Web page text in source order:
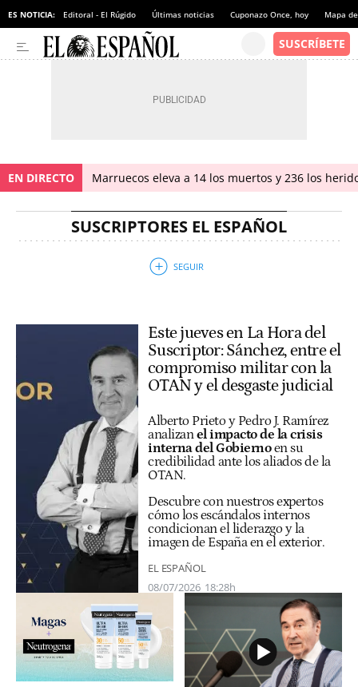
ES NOTICIA: Editoral - El Rúgido Últimas noticias Cuponazo Once, hoy Mapa
EN DIRECTO Marruecos eleva a 14 los muertos y 236 los
SUSCRIPTORES EL ESPAÑOL
Este jueves en La Hora del
Suscriptor: Sánchez, entre el
compromiso militar con la
OTAN y el desgaste judicial
Alberto Prieto y Pedro J. Ramírez
analizanel impacto de la crisis
interna del Gobiernoen su
credibilidad ante los aliados de la
OTAN.
Descubre con nuestros expertos
cómo los escándalos internos
condicionan el liderazgo y la
imagen de España en el exterior.
EL ESPAÑOL
08/07/2026 18:28h